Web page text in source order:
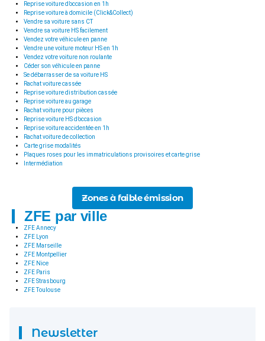
Reprise voiture d’occasion en 1h
Reprise voiture à domicile (Click&Collect)
Vendre sa voiture sans CT
Vendre sa voiture HS facilement
Vendez votre véhicule en panne
Vendre une voiture moteur HS en 1h
Vendez votre voiture non roulante
Céder son véhicule en panne
Se débarrasser de sa voiture HS
Rachat voiture cassée
Reprise voiture distribution cassée
Reprise voiture au garage
Rachat voiture pour pièces
Reprise voiture HS d’occasion
Reprise voiture accidentée en 1h
Rachat voiture de collection
Carte grise modalités
Plaques roses pour les immatriculations provisoires et carte grise
Intermédiation
Zones à faible émission
ZFE par ville
ZFE Annecy
ZFE Lyon
ZFE Marseille
ZFE Montpellier
ZFE Nice
ZFE Paris
ZFE Strasbourg
ZFE Toulouse
Newsletter